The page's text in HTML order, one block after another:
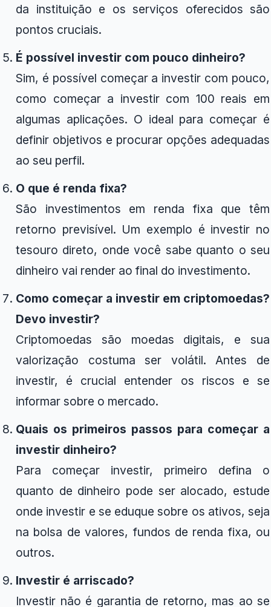
da instituição e os serviços oferecidos são
pontos cruciais.
É possível investir com pouco dinheiro?
Sim, é possível começar a investir com pouco,
como começar a investir com 100 reais em
algumas aplicações. O ideal para começar é
definir objetivos e procurar opções adequadas
ao seu perfil.
O que é renda fixa?
São investimentos em renda fixa que têm
retorno previsível. Um exemplo é investir no
tesouro direto, onde você sabe quanto o seu
dinheiro vai render ao final do investimento.
Como começar a investir em criptomoedas?
Devo investir?
Criptomoedas são moedas digitais, e sua
valorização costuma ser volátil. Antes de
investir, é crucial entender os riscos e se
informar sobre o mercado.
Quais os primeiros passos para começar a
investir dinheiro?
Para começar investir, primeiro defina o
quanto de dinheiro pode ser alocado, estude
onde investir e se eduque sobre os ativos, seja
na bolsa de valores, fundos de renda fixa, ou
outros.
Investir é arriscado?
Investir não é garantia de retorno, mas ao se